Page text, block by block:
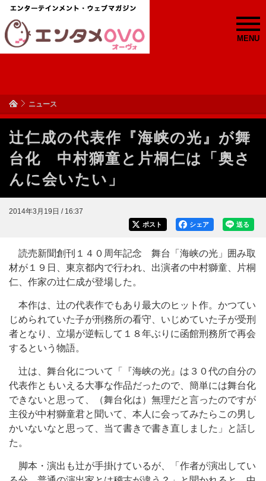
MENU
ニュース
辻仁成の代表作『海峡の光』が舞
台化 中村獅童と片桐仁は「奥さ
んに会いたい」
2014年3月19日 / 16:37
送る
シェア
ポスト
読売新聞創刊１４０周年記念 舞台「海峡の光」囲み取
材が１９日、東京都内で行われ、出演者の中村獅童、片桐
仁、作家の辻仁成が登場した。
本作は、辻の代表作でもあり最大のヒット作。かつてい
じめられていた子が刑務所の看守、いじめていた子が受刑
者となり、立場が逆転して１８年ぶりに函館刑務所で再会
するという物語。
辻は、舞台化について「『海峡の光』は３０代の自分の
代表作ともいえる大事な作品だったので、簡単には舞台化
できないと思って、（舞台化は）無理だと言ったのですが
主役が中村獅童君と聞いて、本人に会ってみたらこの男し
かいないなと思って、当て書きで書き直しました」と話し
た。
脚本・演出も辻が手掛けているが、「作者が演出してい